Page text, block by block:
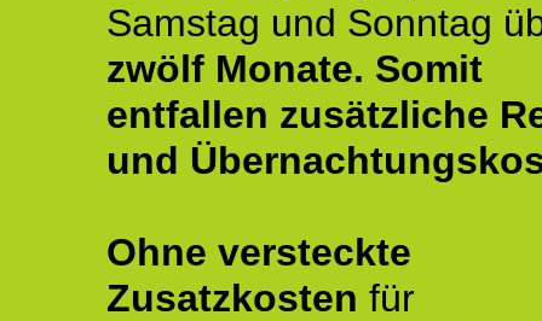
Samstag und Sonntag
zwölf Monate. Somit
entfallen zusätzliche
und
Ohne versteckte
Zusatzkosten für